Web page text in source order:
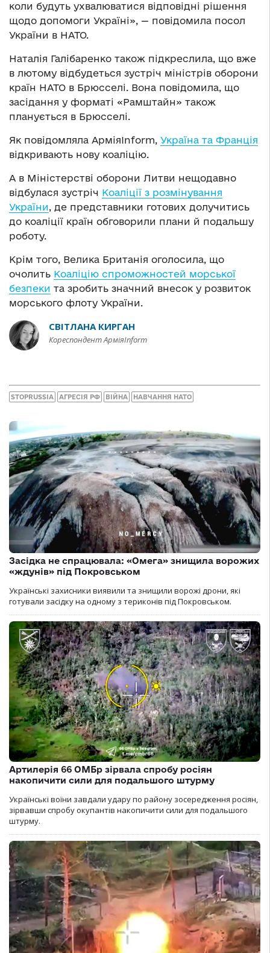
коли будуть ухвалюватися відповідні рішення
щодо допомоги Україні», — повідомила посол
України в НАТО.
Наталія Галібаренко також підкреслила, що вже
в лютому відбудеться зустріч міністрів оборони
країн НАТО в Брюсселі. Вона повідомила, що
засідання у форматі «Рамштайн» також
планується в Брюсселі.
Як повідомляла АрміяInform, Україна та Франція
відкривають нову коаліцію.
А в Міністерстві оборони Литви нещодавно
відбулася зустріч Коаліції з розмінування
України, де представники готових долучитись
до коаліції країн обговорили плани й подальшу
роботу.
Крім того, Велика Британія оголосила, що
очолить Коаліцію спроможностей морської
безпеки та зробить значний внесок у розвиток
морського флоту України.
СВІТЛАНА КИРГАН
Кореспондент АрміяInform
STOPRUSSIA АГРЕСІЯ РФ ВІЙНА НАВЧАННЯ НАТО
Засідка не спрацювала: «Омега» знищила ворожих
«ждунів» під Покровськом
Українські захисники виявили та знищили ворожі дрони, які
готували засідку на одному з териконів під Покровськом.
Артилерія 66 ОМБр зірвала спробу росіян
накопичити сили для подальшого штурму
Українські воїни завдали удару по району зосередження росіян,
зірвавши спробу окупантів накопичити сили для подальшого
штурму.